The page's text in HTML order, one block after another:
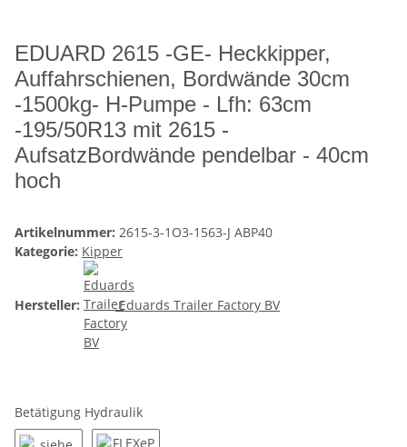
EDUARD 2615 -GE- Heckkipper,
Auffahrschienen, Bordwände 30cm
-1500kg- H-Pumpe - Lfh: 63cm
-195/50R13 mit 2615 -
AufsatzBordwände pendelbar - 40cm
hoch
Artikelnummer: 2615-3-1O3-1563-J ABP40
Kategorie: Kipper
Hersteller: Eduards Trailer Factory BV
Betätigung Hydraulik